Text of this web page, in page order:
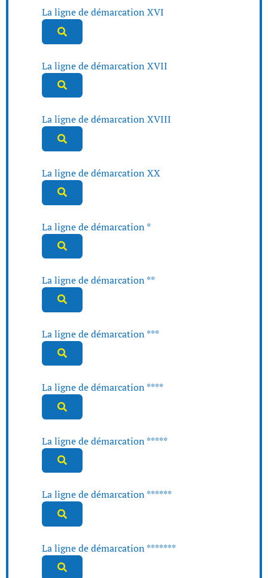
La ligne de démarcation XVI
La ligne de démarcation XVII
La ligne de démarcation XVIII
La ligne de démarcation XX
La ligne de démarcation *
La ligne de démarcation **
La ligne de démarcation ***
La ligne de démarcation ****
La ligne de démarcation *****
La ligne de démarcation ******
La ligne de démarcation *******